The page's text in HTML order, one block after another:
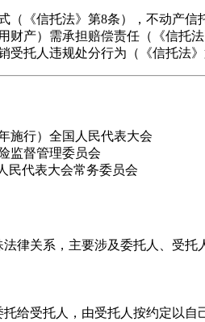
（《信托法》第8条），不动产信
财产）需承担赔偿责任（《信托法
受托人违规处分行为（《信托法》
施行）全国人民代表大会
监督管理委员会
民代表大会常务委员会
律关系，主要涉及委托人、受
给受托人，由受托人按约定以